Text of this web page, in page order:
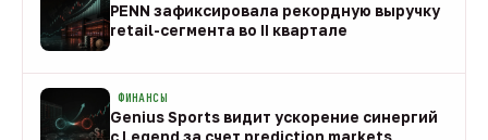
PENN зафиксировала рекордную выручку
retail-сегмента во II квартале
ФИНАНСЫ
Genius Sports видит ускорение синергий